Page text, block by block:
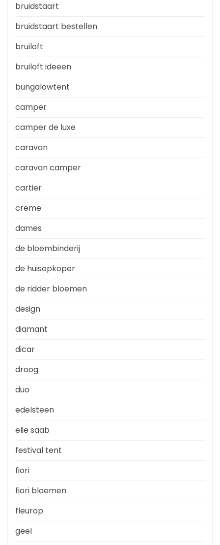
bruidstaart
bruidstaart bestellen
bruiloft
bruiloft ideeen
bungalowtent
camper
camper de luxe
caravan
caravan camper
cartier
creme
dames
de bloembinderij
de huisopkoper
de ridder bloemen
design
diamant
dicar
droog
duo
edelsteen
elie saab
festival tent
fiori
fiori bloemen
fleurop
geel